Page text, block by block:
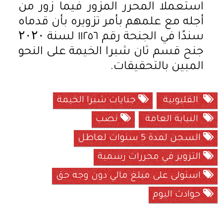
استعملا المحرر المزور فيما زور من
أجله مع علمهم بأمر تزويره بأن قدماه
سندًا في الجنحة رقم ١١٢٥٦ لسنة ۲۰۲۰
جنح قسم ثان شبرا الخيمة على النحو
المبين بالتحقيقات.
القليوبية
جنايات شبرا الخيمة
النيابة العامة
نصب
السجن لمدة 5 سنوات لعاطل
التزوير في محررات رسمية
استولى على مبلغ مالي دون وجه حق
حوادث اليوم